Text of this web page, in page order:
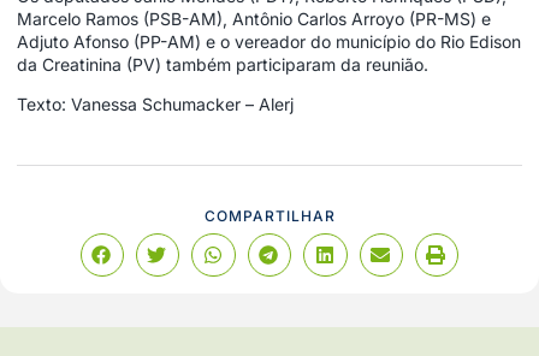
Marcelo Ramos (PSB-AM), Antônio Carlos Arroyo (PR-MS) e
Adjuto Afonso (PP-AM) e o vereador do município do Rio Edison
da Creatinina (PV) também participaram da reunião.
Texto: Vanessa Schumacker – Alerj
COMPARTILHAR